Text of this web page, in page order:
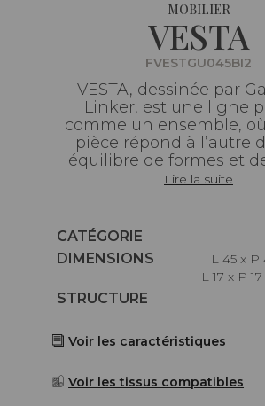
MOBILIER
VESTA
FVESTGU045BI2
VESTA, dessinée par
Linker, est une ligne
comme un ensemble,
pièce répond à l’autre
équilibre de formes et
Lire la suite
Caractéristiques
CATÉGORIE
Caractéristiques
DIMENSIONS
L 45 x
L 17 x P
Caractéristiques
STRUCTURE
Voir les caractéristiques
Voir les tissus compatibles